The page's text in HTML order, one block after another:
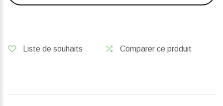
Liste de souhaits Comparer ce produit